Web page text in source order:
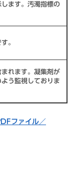
ます。汚濁指標の
。
れます。凝集剤が
う監視しておりま
ファイル／